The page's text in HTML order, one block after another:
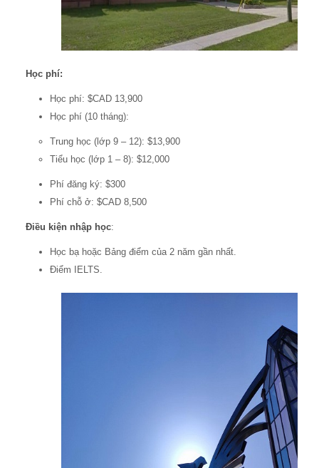
Học phí:
Học phí: $CAD 13,900
Học phí (10 tháng):
Trung học (lớp 9 – 12): $13,900
Tiểu học (lớp 1 – 8): $12,000
Phí đăng ký: $300
Phí chỗ ở: $CAD 8,500
Điều kiện nhập học:
Học bạ hoặc Bảng điểm của 2 năm gần nhất.
Điểm IELTS.